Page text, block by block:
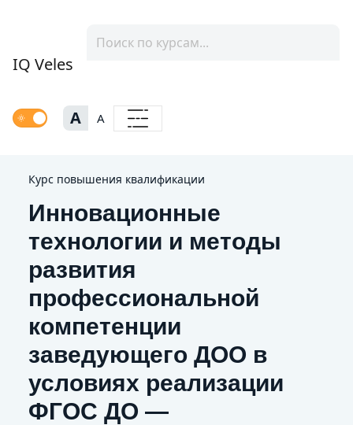
IQ Veles
A A
Курс повышения квалификации
Инновационные
технологии и методы
развития
профессиональной
компетенции
заведующего ДОО в
условиях реализации
ФГОС ДО —